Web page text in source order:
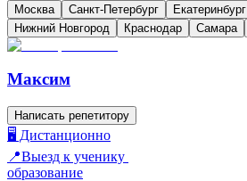
Москва Санкт-Петербург Екатеринбург
Нижний Новгород
Краснодар Самара
Максим
Написать репетитору
🖥️ Дистанционно
📍Выезд к ученику
образование